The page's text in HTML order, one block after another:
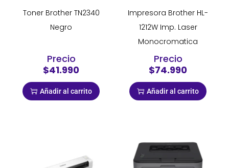
Toner Brother TN2340
Negro
Precio
$41.990
Añadir al carrito
Impresora Brother HL-
1212W Imp. Laser
Monocromatica
Precio
$74.990
Añadir al carrito